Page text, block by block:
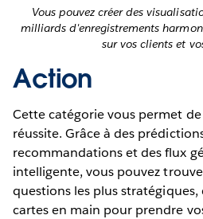
Vous pouvez créer des
milliards d'enregistrements
sur vos clients et
Action
Cette catégorie vous permet
réussite. Grâce à des
recommandations et des flux
intelligente, vous pouvez
questions les plus
cartes en main pour prendre